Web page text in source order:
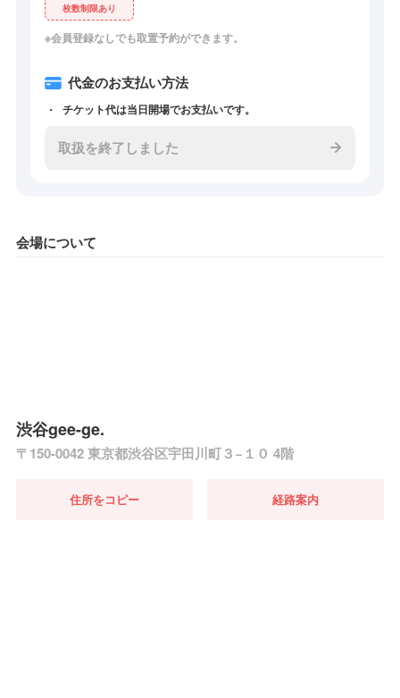
枚数制限あり
※会員登録なしでも取置予約ができます。
代金のお支払い方法
チケット代は当日開場でお支払いです。
取扱を終了しました
会場について
渋谷gee-ge.
〒150-0042 東京都渋谷区宇田川町３−１０ 4階
住所をコピー 経路案内